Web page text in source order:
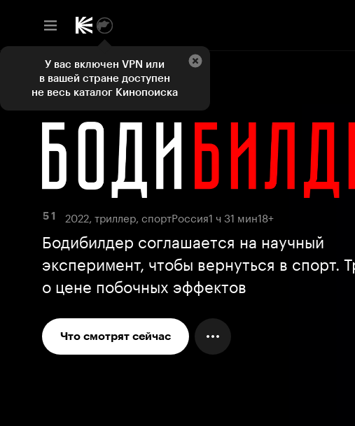
5 1 2022, триллер, спортРоссия1 ч 31 мин18+
Бодибилдер соглашается на научный
эксперимент, чтобы вернуться в спорт.
о цене побочных эффектов
Что смотрят сейчас
У вас включен VPN или
в вашей стране доступен
не весь каталог Кинопоиска